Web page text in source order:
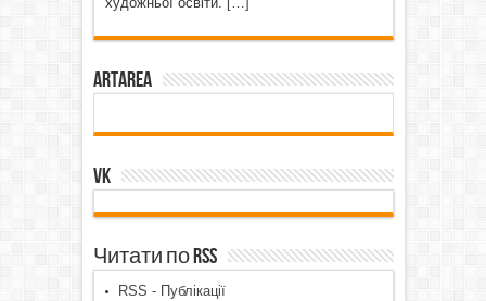
ArtArea
VK
Читати по RSS
RSS - Публікації